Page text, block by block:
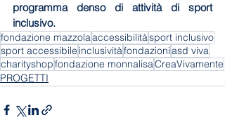
programma denso di attività di sport
inclusivo.
fondazione mazzolaaccessibilitàsport inclusivo
sport accessibile inclusivitàfondazioniasd viva
charityshopfondazione monnalisaCreaVivamente
PROGETTI